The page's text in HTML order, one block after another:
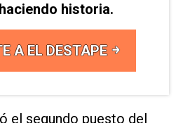
historia.
A EL DESTAPE
el segundo puesto del